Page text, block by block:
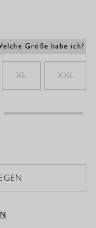
Größe habe ich?
XL XXL